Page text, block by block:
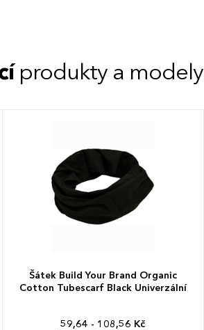
produkty a modely
Šátek Build Your Brand Organic
Cotton Tubescarf Black Univerzální
59,64 - 108,56 Kč